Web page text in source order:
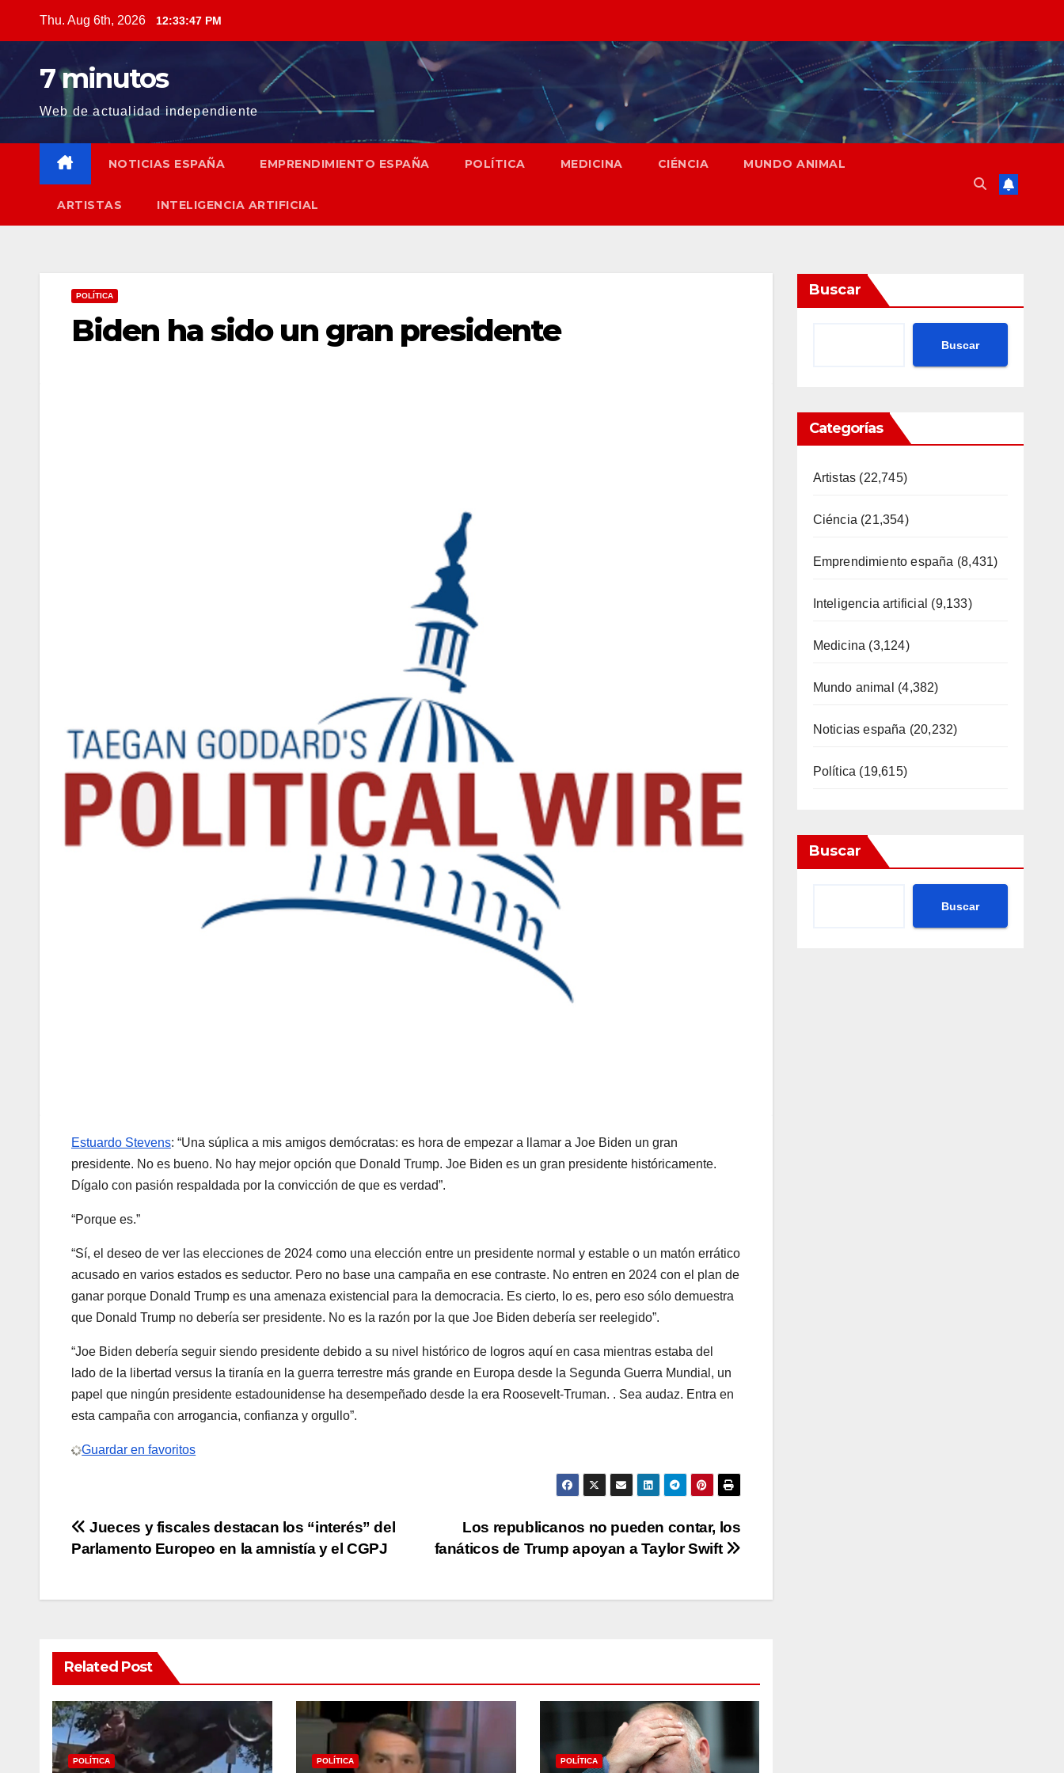
content
Thu. Aug 6th, 2026 12:33:48 PM
7 minutos
Web de actualidad independiente
NOTICIAS ESPAÑA EMPRENDIMIENTO ESPAÑA POLÍTICA MEDICINA CIÉNCIA MUNDO ANIMAL
ARTISTAS INTELIGENCIA ARTIFICIAL
POLÍTICA
Biden ha sido un gran presidente
Estuardo Stevens: “Una súplica a mis amigos demócratas: es hora de empezar a llamar a Joe Biden un gran
presidente. No es bueno. No hay mejor opción que Donald Trump. Joe Biden es un gran presidente históricamente.
Dígalo con pasión respaldada por la convicción de que es verdad”.
“Porque es.”
“Sí, el deseo de ver las elecciones de 2024 como una elección entre un presidente normal y estable o un matón errático
acusado en varios estados es seductor. Pero no base una campaña en ese contraste. No entren en 2024 con el plan de
ganar porque Donald Trump es una amenaza existencial para la democracia. Es cierto, lo es, pero eso sólo demuestra
que Donald Trump no debería ser presidente. No es la razón por la que Joe Biden debería ser reelegido”.
“Joe Biden debería seguir siendo presidente debido a su nivel histórico de logros aquí en casa mientras estaba del
lado de la libertad versus la tiranía en la guerra terrestre más grande en Europa desde la Segunda Guerra Mundial, un
papel que ningún presidente estadounidense ha desempeñado desde la era Roosevelt-Truman. . Sea audaz. Entra en
esta campaña con arrogancia, confianza y orgullo”.
Guardar en favoritos
Post
navigation
Los republicanos no pueden contar, los
fanáticos de Trump apoyan a Taylor Swift
Jueces y fiscales destacan los “interés” del
Parlamento Europeo en la amnistía y el CGPJ
Related Post
POLÍTICA POLÍTICA POLÍTICA
Buscar
Buscar
Categorías
Artistas (22,745)
Ciéncia (21,354)
Emprendimiento españa (8,431)
Inteligencia artificial (9,133)
Medicina (3,124)
Mundo animal (4,382)
Noticias españa (20,232)
Política (19,615)
Buscar
Buscar